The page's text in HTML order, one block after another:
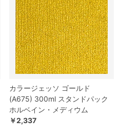
カラージェッソ ゴールド
(A675) 300ml スタンドパック
ホルベイン・メディウム
￥2,337